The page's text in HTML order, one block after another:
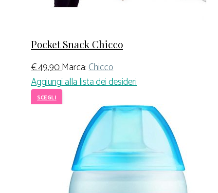
Pocket Snack Chicco
€49,90Marca:Chicco
Aggiungi alla lista dei desideri
SCEGLI